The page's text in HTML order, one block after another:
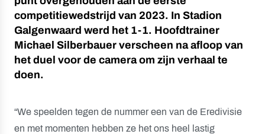
competitiewedstrijd van 2023. In Stadion
Galgenwaard werd het 1-1. Hoofdtrainer
Michael Silberbauer verscheen na afloop van
het duel voor de camera om zijn verhaal te
doen.
“We speelden tegen de nummer een van de Eredivisie
en met momenten hebben ze het ons heel lastig